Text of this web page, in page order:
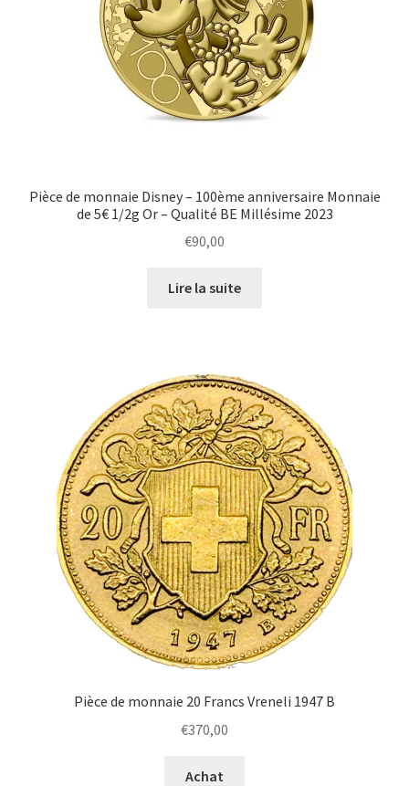
Pièce de monnaie Disney – 100ème anniversaire Monnaie
de 5€ 1/2g Or – Qualité BE Millésime 2023
€90,00
Lire la suite
Pièce de monnaie 20 Francs Vreneli 1947 B
€370,00
Achat